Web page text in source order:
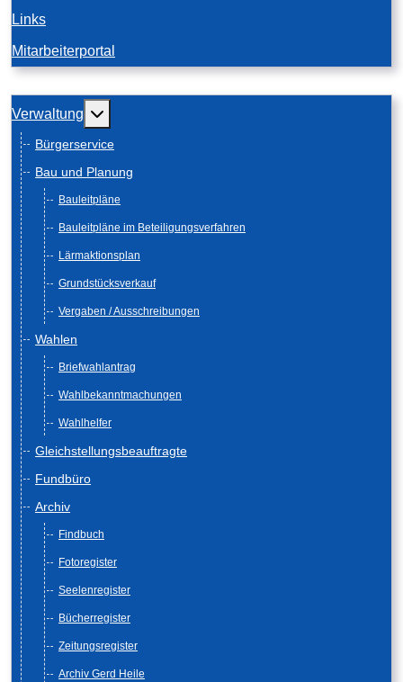
Links
Mitarbeiterportal
Verwaltung Weitere Informationen: Verwaltung
Bürgerservice
Bau und Planung
Bauleitpläne
Bauleitpläne im Beteiligungsverfahren
Lärmaktionsplan
Grundstücksverkauf
Vergaben / Ausschreibungen
Wahlen
Briefwahlantrag
Wahlbekanntmachungen
Wahlhelfer
Gleichstellungsbeauftragte
Fundbüro
Archiv
Findbuch
Fotoregister
Seelenregister
Bücherregister
Zeitungsregister
Archiv Gerd Heile